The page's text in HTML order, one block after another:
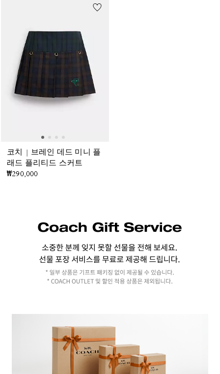
코치 | 브레인 데드 미니 플
래드 플리티드 스커트
₩290,000